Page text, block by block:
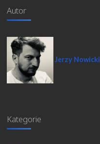
Autor
Jerzy Nowicki
Kategorie